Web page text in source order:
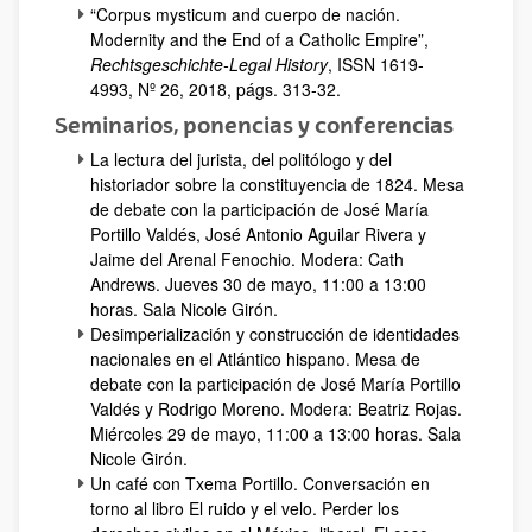
“Corpus mysticum and cuerpo de nación.
Modernity and the End of a Catholic Empire”,
Rechtsgeschichte-Legal History, ISSN 1619-
4993, Nº 26, 2018, págs. 313-32.
Seminarios, ponencias y conferencias
La lectura del jurista, del politólogo y del
historiador sobre la constituyencia de 1824. Mesa
de debate con la participación de José María
Portillo Valdés, José Antonio Aguilar Rivera y
Jaime del Arenal Fenochio. Modera: Cath
Andrews. Jueves 30 de mayo, 11:00 a 13:00
horas. Sala Nicole Girón.
Desimperialización y construcción de identidades
nacionales en el Atlántico hispano. Mesa de
debate con la participación de José María Portillo
Valdés y Rodrigo Moreno. Modera: Beatriz Rojas.
Miércoles 29 de mayo, 11:00 a 13:00 horas. Sala
Nicole Girón.
Un café con Txema Portillo. Conversación en
torno al libro El ruido y el velo. Perder los